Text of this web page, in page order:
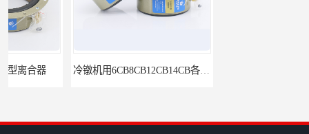
冷镦机用6CB8CB12CB14CB各型号离合器制动器 肥皂挤出机用6CB200离合器